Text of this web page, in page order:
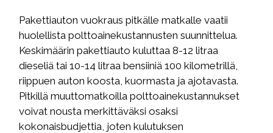
Pakettiauton vuokraus pitkälle matkalle vaatii
huolellista polttoainekustannusten suunnittelua.
Keskimäärin pakettiauto kuluttaa 8-12 litraa
dieseliä tai 10-14 litraa bensiiniä 100 kilometrillä,
riippuen auton koosta, kuormasta ja ajotavasta.
Pitkillä muuttomatkoilla polttoainekustannukset
voivat nousta merkittäväksi osaksi
kokonaisbudjettia, joten kulutuksen